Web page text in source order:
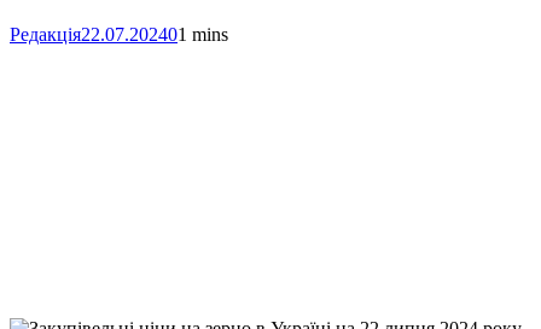
Редакція22.07.202401 mins
Link
Print